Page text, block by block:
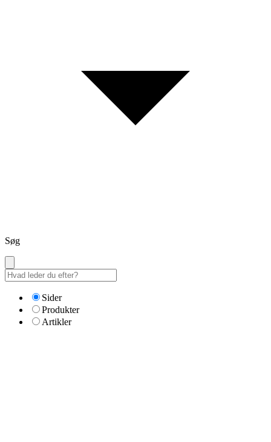
Søg
Sider
Produkter
Artikler